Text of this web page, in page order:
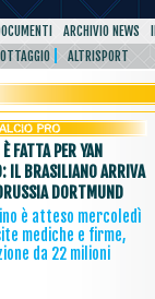
ARCHIVIO NEWS
ALTRISPORT
FATTA PER YAN
IL BRASILIANO ARRIVA
DORTMUND
è atteso mercoledì
mediche e firme,
da 22 milioni